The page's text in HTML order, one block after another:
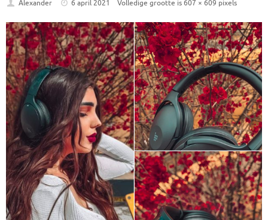
Alexander 6 april 2021 Volledige grootte is607 × 609 pixels